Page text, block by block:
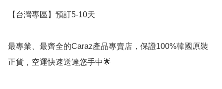
【台灣專區】預訂5-10天
最專業、最齊全的Caraz產品專賣店，保證100%韓國原裝
正貨，空運快速送達您手中🌟